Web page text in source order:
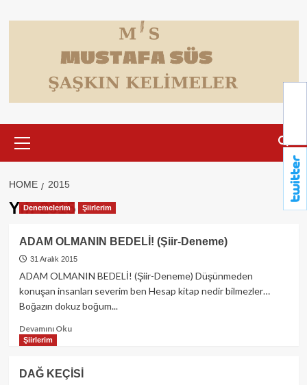
to
Menu
HOME 2015
Yıl:2015
Denemelerim Şiirlerim
ADAM OLMANIN BEDELİ! (Şiir-Deneme)
31 Aralık 2015
ADAM OLMANIN BEDELİ! (Şiir-Deneme) Düşünmeden
konuşan insanları severim ben Hesap kitap nedir bilmezler…
Boğazın dokuz boğum...
Devamını OkuRead
ADAM
OLMANIN
Şiirlerim
DAĞ KEÇİSİ